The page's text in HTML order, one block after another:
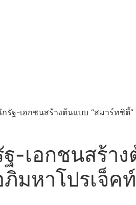
กรัฐ-เอกชนสร้างต้นแบบ “สมาร์ทซิตี้
ฐ-เอกชนสร้า
ภิมหาโปรเจ็